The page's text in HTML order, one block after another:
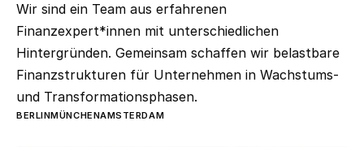
Wir sind ein Team aus erfahrenen
Finanzexpert*innen mit unterschiedlichen
Hintergründen. Gemeinsam schaffen wir belastbare
Finanzstrukturen für Unternehmen in Wachstums-
und Transformationsphasen.
BERLINMÜNCHENAMSTERDAM